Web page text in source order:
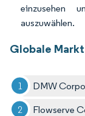
einzusehen
auszuwählen.
Globale
DMW
Flowserve